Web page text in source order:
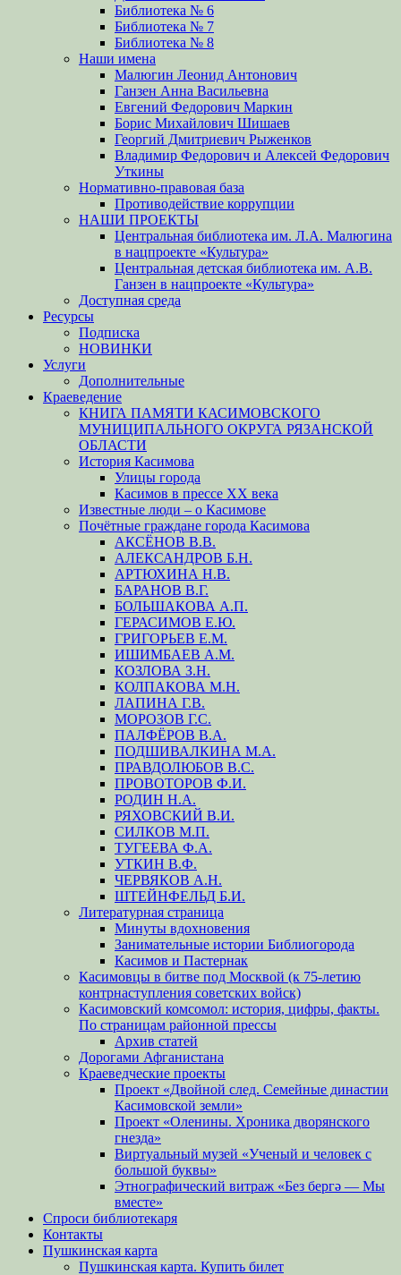
Библиотека № 6
Библиотека № 7
Библиотека № 8
Наши имена
Малюгин Леонид Антонович
Ганзен Анна Васильевна
Евгений Федорович Маркин
Борис Михайлович Шишаев
Георгий Дмитриевич Рыженков
Владимир Федорович и Алексей Федорович
Уткины
Нормативно-правовая база
Противодействие коррупции
НАШИ ПРОЕКТЫ
Центральная библиотека им. Л.А. Малюгина
в нацпроекте «Культура»
Центральная детская библиотека им. А.В.
Ганзен в нацпроекте «Культура»
Доступная среда
Ресурсы
Подписка
НОВИНКИ
Услуги
Дополнительные
Краеведение
КНИГА ПАМЯТИ КАСИМОВСКОГО
МУНИЦИПАЛЬНОГО ОКРУГА РЯЗАНСКОЙ
ОБЛАСТИ
История Касимова
Улицы города
Касимов в прессе XX века
Известные люди – о Касимове
Почётные граждане города Касимова
АКСЁНОВ В.В.
АЛЕКСАНДРОВ Б.Н.
АРТЮХИНА Н.В.
БАРАНОВ В.Г.
БОЛЬШАКОВА А.П.
ГЕРАСИМОВ Е.Ю.
ГРИГОРЬЕВ Е.М.
ИШИМБАЕВ А.М.
КОЗЛОВА З.Н.
КОЛПАКОВА М.Н.
ЛАПИНА Г.В.
МОРОЗОВ Г.С.
ПАЛФЁРОВ В.А.
ПОДШИВАЛКИНА М.А.
ПРАВДОЛЮБОВ В.С.
ПРОВОТОРОВ Ф.И.
РОДИН Н.А.
РЯХОВСКИЙ В.И.
СИЛКОВ М.П.
ТУГЕЕВА Ф.А.
УТКИН В.Ф.
ЧЕРВЯКОВ А.Н.
ШТЕЙНФЕЛЬД Б.И.
Литературная страница
Минуты вдохновения
Занимательные истории Библиогорода
Касимов и Пастернак
Касимовцы в битве под Москвой (к 75-летию
контрнаступления советских войск)
Касимовский комсомол: история, цифры, факты.
По страницам районной прессы
Архив статей
Дорогами Афганистана
Краеведческие проекты
Проект «Двойной след. Семейные династии
Касимовской земли»
Проект «Оленины. Хроника дворянского
гнезда»
Виртуальный музей «Ученый и человек с
большой буквы»
Этнографический витраж «Без бергə — Мы
вместе»
Спроси библиотекаря
Контакты
Пушкинская карта
Пушкинская карта. Купить билет